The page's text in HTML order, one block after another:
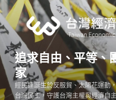
跳
至
主
內
容
追求自由、平等、
家
經民連誕生於反服貿、太陽花運動
台灣民主，守護台灣主權與經濟自